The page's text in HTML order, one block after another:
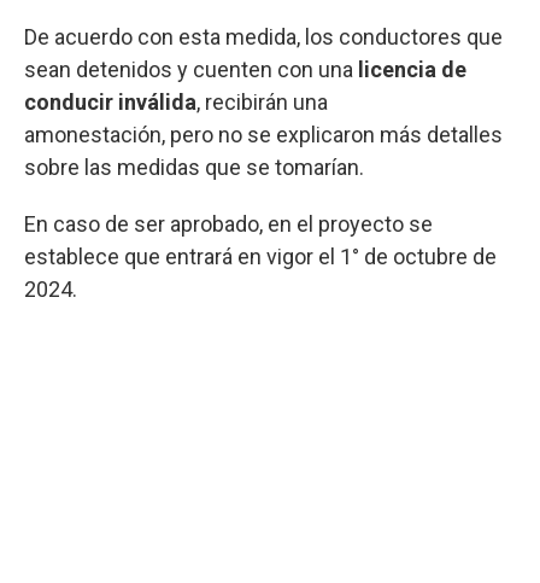
De acuerdo con esta medida, los conductores que
sean detenidos y cuenten con una licencia de
conducir inválida, recibirán una
amonestación, pero no se explicaron más detalles
sobre las medidas que se tomarían.
En caso de ser aprobado, en el proyecto se
establece que entrará en vigor el 1° de octubre de
2024.